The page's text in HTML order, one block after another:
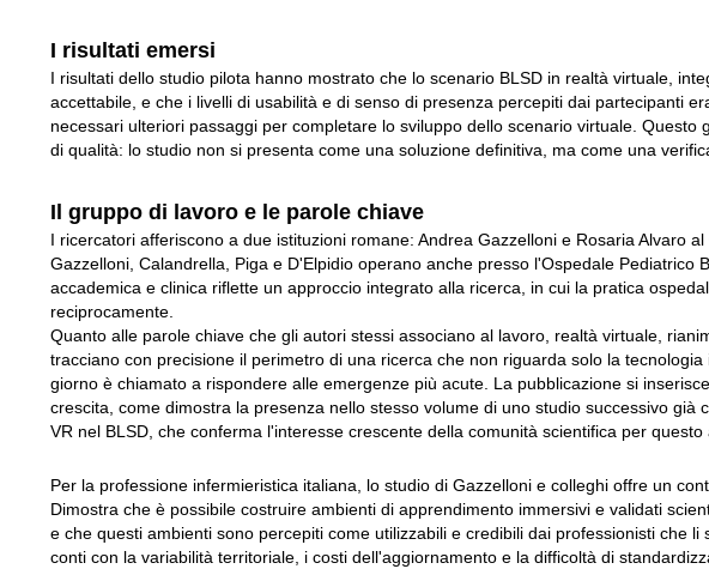
I risultati emersi
I risultati dello studio pilota hanno mostrato che lo scenario BLSD in realtà virtuale,
accettabile, e che i livelli di usabilità e di senso di presenza percepiti dai partecipanti
necessari ulteriori passaggi per completare lo sviluppo dello scenario virtuale.
di qualità: lo studio non si presenta come una soluzione definitiva, ma come una
Il gruppo di lavoro e le parole chiave
I ricercatori afferiscono a due istituzioni romane: Andrea Gazzelloni e Rosaria Alvaro
Gazzelloni, Calandrella, Piga e D'Elpidio operano anche presso l'Ospedale Pediatrico
accademica e clinica riflette un approccio integrato alla ricerca, in cui la pratica
reciprocamente.
Quanto alle parole chiave che gli autori stessi associano al lavoro, realtà virtuale,
tracciano con precisione il perimetro di una ricerca che non riguarda solo la
giorno è chiamato a rispondere alle emergenze più acute. La pubblicazione si
crescita, come dimostra la presenza nello stesso volume di uno studio successivo
VR nel BLSD, che conferma l'interesse crescente della comunità scientifica per questo
Per la professione infermieristica italiana, lo studio di Gazzelloni e colleghi offre un
Dimostra che è possibile costruire ambienti di apprendimento immersivi e validati
e che questi ambienti sono percepiti come utilizzabili e credibili dai professionisti che
conti con la variabilità territoriale, i costi dell'aggiornamento e la difficoltà di